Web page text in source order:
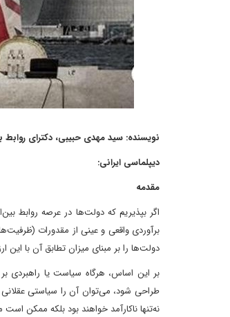
نویسنده: سید مهدی حبیبی، دکترای روابط
دیپلماسی ایرانی:
مقدمه
اگر بپذیریم که دولت‌ها در عرصه روابط
برآوردی واقعی و عینی از مقدورات
دولت‌ها را بر مبنای میزان تطابق آن با این
بر این اساس، هرگاه سیاست یا راهبردی
طراحی شود، می‌توان آن را سیاستی عقلانی
نه‌تنها ناکارآمد خواهند بود بلکه ممکن است